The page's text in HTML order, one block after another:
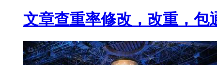
文章查重率修改，改重，包